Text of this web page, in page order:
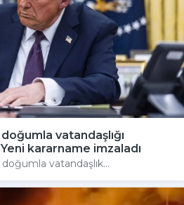
vatandaşlığı
kararname imzaladı
vatandaşlık...